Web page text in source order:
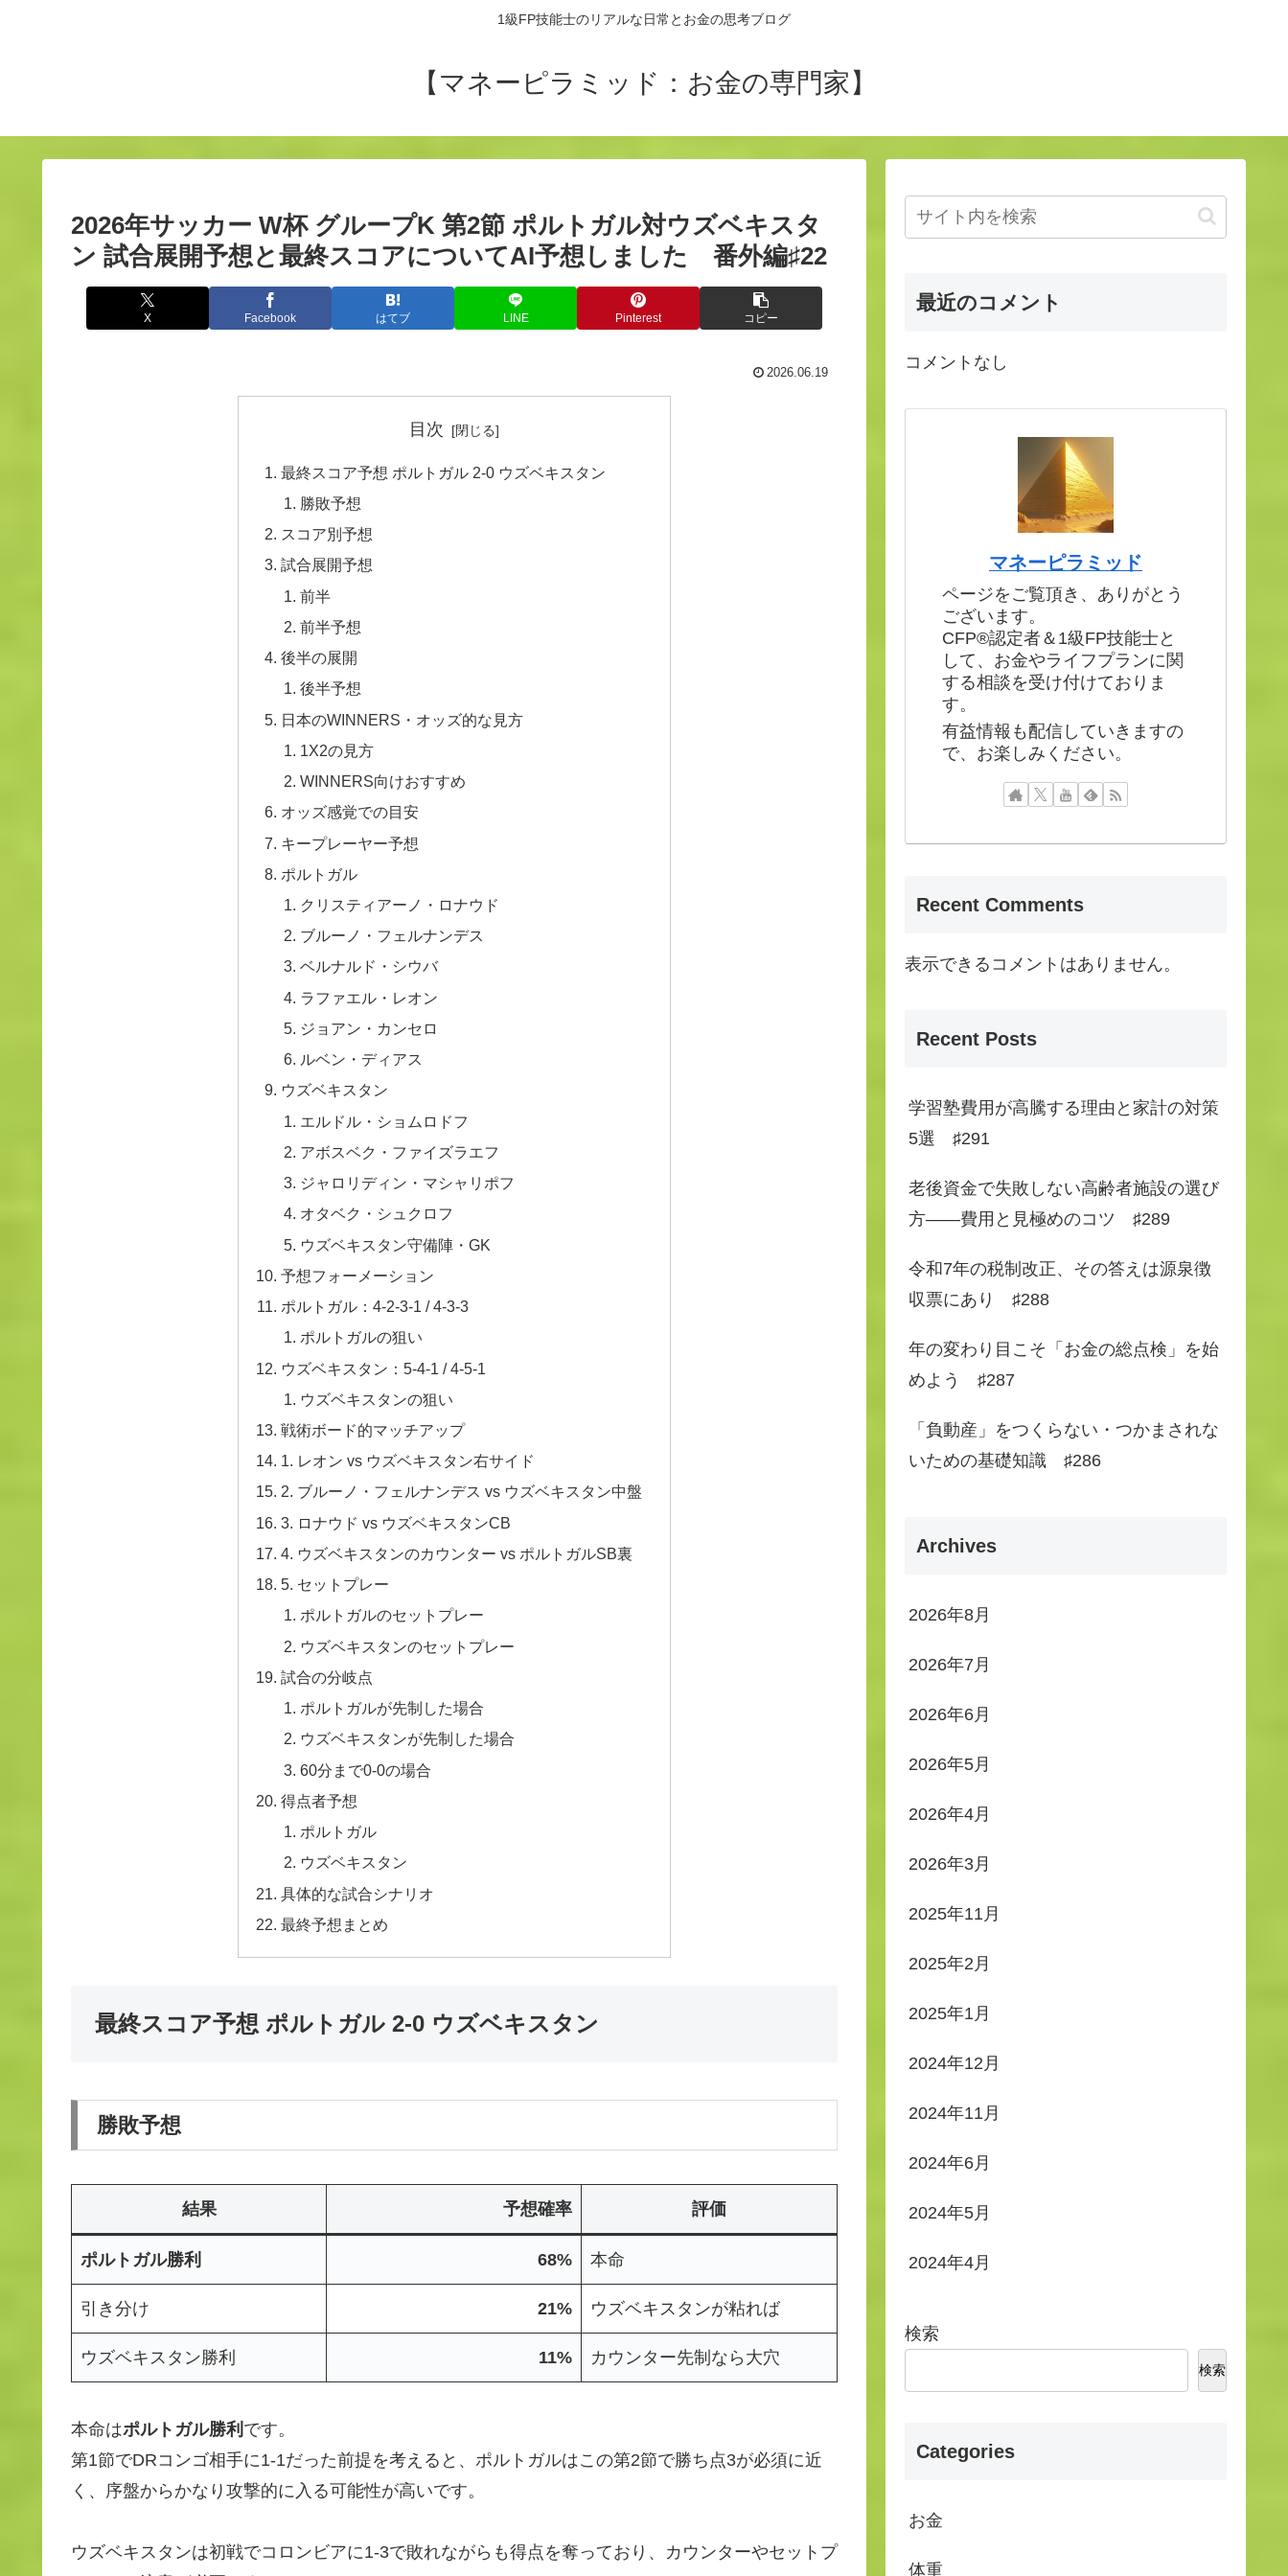
1級FP技能士のリアルな日常とお金の思考ブログ
【マネーピラミッド：お金の専門家】
2026年サッカー W杯 グループK 第2節 ポルトガル対ウズベキスタ
ン 試合展開予想と最終スコアについてAI予想しました 番外編♯22
X Facebook はてブ LINE Pinterest コピー
2026.06.19
目次
最終スコア予想 ポルトガル 2-0 ウズベキスタン
勝敗予想
スコア別予想
試合展開予想
前半
前半予想
後半の展開
後半予想
日本のWINNERS・オッズ的な見方
1X2の見方
WINNERS向けおすすめ
オッズ感覚での目安
キープレーヤー予想
ポルトガル
クリスティアーノ・ロナウド
ブルーノ・フェルナンデス
ベルナルド・シウバ
ラファエル・レオン
ジョアン・カンセロ
ルベン・ディアス
ウズベキスタン
エルドル・ショムロドフ
アボスベク・ファイズラエフ
ジャロリディン・マシャリポフ
オタベク・シュクロフ
ウズベキスタン守備陣・GK
予想フォーメーション
ポルトガル：4-2-3-1 / 4-3-3
ポルトガルの狙い
ウズベキスタン：5-4-1 / 4-5-1
ウズベキスタンの狙い
戦術ボード的マッチアップ
1. レオン vs ウズベキスタン右サイド
2. ブルーノ・フェルナンデス vs ウズベキスタン中盤
3. ロナウド vs ウズベキスタンCB
4. ウズベキスタンのカウンター vs ポルトガルSB裏
5. セットプレー
ポルトガルのセットプレー
ウズベキスタンのセットプレー
試合の分岐点
ポルトガルが先制した場合
ウズベキスタンが先制した場合
60分まで0-0の場合
得点者予想
ポルトガル
ウズベキスタン
具体的な試合シナリオ
最終予想まとめ
最終スコア予想 ポルトガル 2-0 ウズベキスタン
勝敗予想
結果 予想確率 評価
ポルトガル勝利 68% 本命
引き分け 21% ウズベキスタンが粘れば
ウズベキスタン勝利 11% カウンター先制なら大穴
本命はポルトガル勝利 です。
第1節でDRコンゴ相手に1-1だった前提を考えると、ポルトガルはこの第2節で勝ち点3が必須に近
く、序盤からかなり攻撃的に入る可能性が高いです。
ウズベキスタンは初戦でコロンビアに1-3で敗れながらも得点を奪っており、カウンターやセットプ
最近のコメント
コメントなし
マネーピラミッド
ページをご覧頂き、ありがとう
ございます。
CFP®認定者＆1級FP技能士と
して、お金やライフプランに関
する相談を受け付けておりま
す。
有益情報も配信していきますの
で、お楽しみください。
Recent Comments
表示できるコメントはありません。
Recent Posts
学習塾費用が高騰する理由と家計の対策
5選 ♯291
老後資金で失敗しない高齢者施設の選び
方――費用と見極めのコツ ♯289
令和7年の税制改正、その答えは源泉徴
収票にあり ♯288
年の変わり目こそ「お金の総点検」を始
めよう ♯287
「負動産」をつくらない・つかまされな
いための基礎知識 ♯286
Archives
2026年8月
2026年7月
2026年6月
2026年5月
2026年4月
2026年3月
2025年11月
2025年2月
2025年1月
2024年12月
2024年11月
2024年6月
2024年5月
2024年4月
検索
検索
Categories
お金
体重